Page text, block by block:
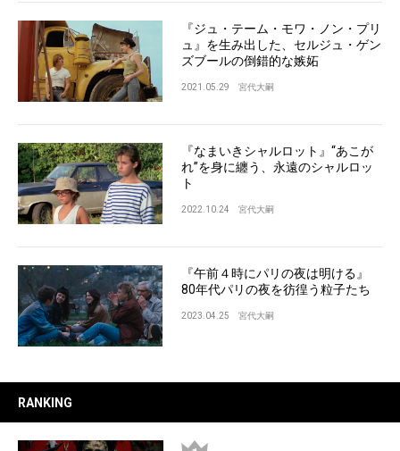
『ジュ・テーム・モワ・ノン・プリ
ュ』を生み出した、セルジュ・ゲン
ズブールの倒錯的な嫉妬
2021.05.29 宮代大嗣
『なまいきシャルロット』“あこが
れ”を身に纏う、永遠のシャルロッ
ト
2022.10.24 宮代大嗣
『午前４時にパリの夜は明ける』
80年代パリの夜を彷徨う粒子たち
2023.04.25 宮代大嗣
RANKING